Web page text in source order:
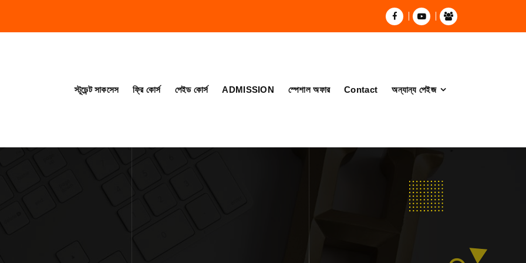
স্টূডেন্ট সাকসেস ফ্রি কোর্স পেইড কোর্স ADMISSION স্পেশাল অফার Contact অন্যান্য পেইজ